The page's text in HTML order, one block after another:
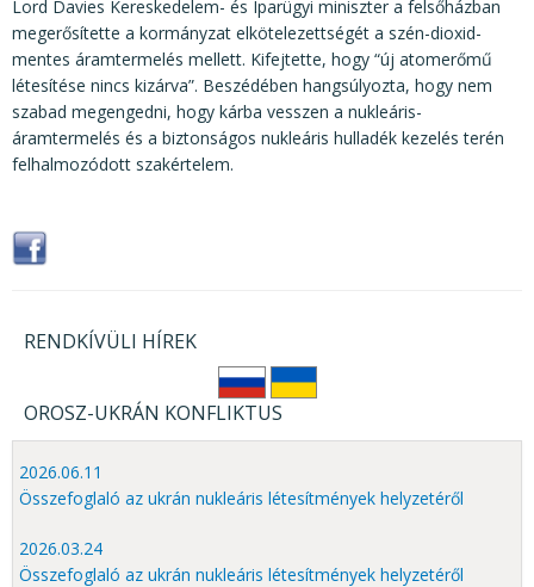
Lord Davies Kereskedelem- és Iparügyi miniszter a felsőházban
megerősítette a kormányzat elkötelezettségét a szén-dioxid-
mentes áramtermelés mellett. Kifejtette, hogy “új atomerőmű
létesítése nincs kizárva”. Beszédében hangsúlyozta, hogy nem
szabad megengedni, hogy kárba vesszen a nukleáris-
áramtermelés és a biztonságos nukleáris hulladék kezelés terén
felhalmozódott szakértelem.
RENDKÍVÜLI HÍREK
OROSZ-UKRÁN KONFLIKTUS
2026.06.11
Összefoglaló az ukrán nukleáris létesítmények helyzetéről
2026.03.24
Összefoglaló az ukrán nukleáris létesítmények helyzetéről